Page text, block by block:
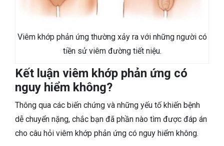
Viêm khớp phản ứng thường xảy ra với những người có
tiền sử viêm đường tiết niệu.
Kết luận viêm khớp phản ứng có
nguy hiểm không?
Thông qua các biến chứng và những yếu tố khiến bệnh
dễ chuyển nặng, chắc bạn đã phần nào tìm được đáp án
cho câu hỏi viêm khớp phản ứng có nguy hiểm không.